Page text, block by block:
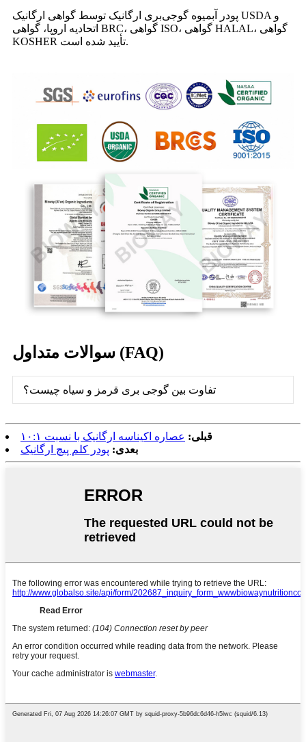
پودر آبمیوه گوجی‌بری ارگانیک توسط گواهی ارگانیک USDA و
اتحادیه اروپا، گواهی BRC، گواهی ISO، گواهی HALAL، گواهی
KOSHER تأیید شده است.
سوالات متداول (FAQ)
تفاوت بین گوجی بری قرمز و سیاه چیست؟
قبلی: عصاره اکیناسه ارگانیک با نسبت ۱۰:۱
بعدی: پودر کلم پیچ ارگانیک